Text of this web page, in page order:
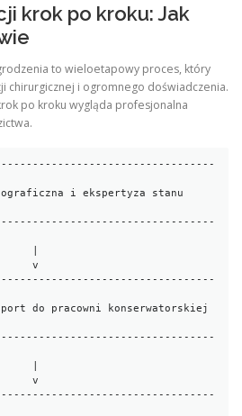
krok po kroku: Jak
to wieloetapowy proces, który
chirurgicznej i ogromnego doświadczenia.
po kroku wygląda profesjonalna
i ekspertyza stanu
v
do pracowni konserwatorskiej
v